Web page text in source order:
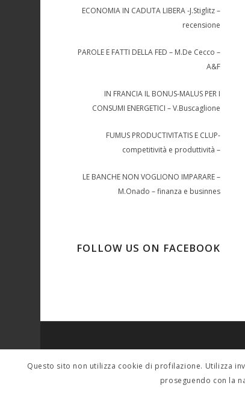
ECONOMIA IN CADUTA LIBERA -J.Stiglitz –
recensione
PAROLE E FATTI DELLA FED – M.De Cecco –
A&F
IN FRANCIA IL BONUS-MALUS PER I
CONSUMI ENERGETICI – V.Buscaglione
FUMUS PRODUCTIVITATIS E CLUP-
competitività e produttività –
LE BANCHE NON VOGLIONO IMPARARE –
M.Onado – finanza e businnes
FOLLOW US ON FACEBOOK
SINDACALMENTE
Per contatti scrivere a:
Questo sito non utilizza cookie di profilazione. Utilizza
proseguendo con la